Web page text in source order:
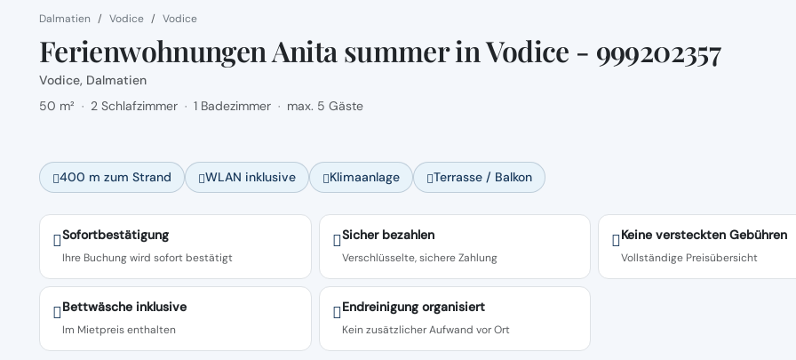
Dalmatien Vodice Vodice
Ferienwohnungen Anita summer in Vodice - 999202357
Vodice, Dalmatien
50 m² · 2 Schlafzimmer · 1 Badezimmer · max. 5 Gäste
400 m zum Strand WLAN inklusive Klimaanlage Terrasse / Balkon
Sofortbestätigung
Ihre Buchung wird sofort bestätigt
Sicher bezahlen
Verschlüsselte, sichere Zahlung
Keine versteckten Gebühren
Vollständige Preisübersicht
Bettwäsche inklusive
Im Mietpreis enthalten
Endreinigung organisiert
Kein zusätzlicher Aufwand vor Ort